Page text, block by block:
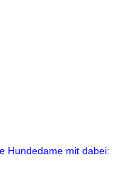
Hundedame mit dabei: